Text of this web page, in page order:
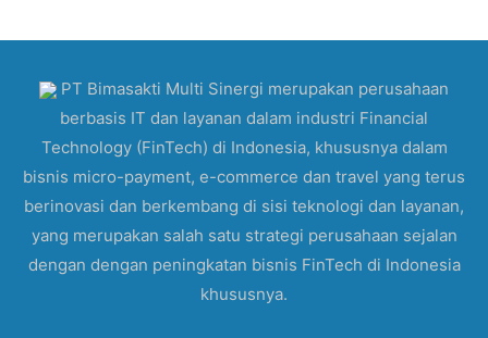
PT Bimasakti Multi Sinergi merupakan perusahaan
berbasis IT dan layanan dalam industri Financial
Technology (FinTech) di Indonesia, khususnya dalam
bisnis micro-payment, e-commerce dan travel yang terus
berinovasi dan berkembang di sisi teknologi dan layanan,
yang merupakan salah satu strategi perusahaan sejalan
dengan dengan peningkatan bisnis FinTech di Indonesia
khususnya.